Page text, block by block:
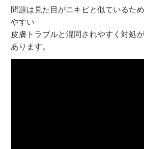
問題は見た目がニキビと似ているた
やすい
皮膚トラブルと混同されやすく対処
あります。